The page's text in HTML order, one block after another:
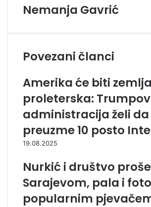
Nemanja Gavrić
Povezani članci
Amerika će biti zemlja
proleterska:
administracija želi
preuzme 10 posto
19.08.2025
Nurkić i društvo
Sarajevom, pala i
popularnim